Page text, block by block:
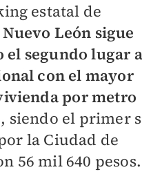
estatal de
Nuevo León sigue
el segundo lugar a
con el mayor
por metro
, siendo el primer
la Ciudad de
56 mil 640 pesos.